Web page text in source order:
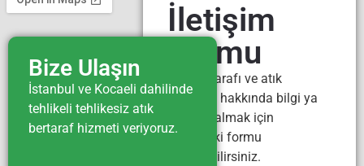
Bize Ulaşın
İstanbul ve Kocaeli dahilinde
tehlikeli tehlikesiz atık
bertaraf hizmeti veriyoruz.
İletişim
Formu
Atık bertarafı ve atık
yönetimi hakkında bilgi ya
da fiyat almak için
aşağıdaki formu
kullanabilirsiniz.